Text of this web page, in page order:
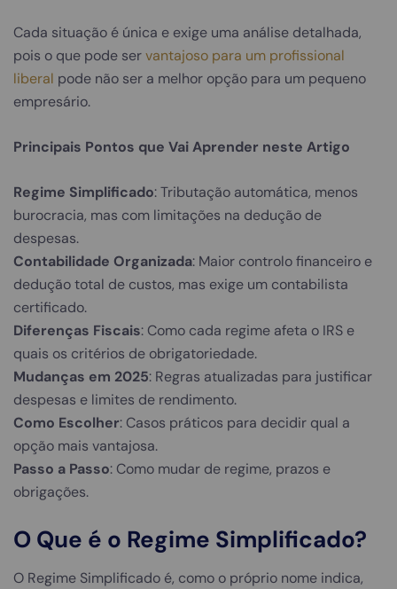
Cada situação é única e exige uma análise detalhada,
pois o que pode servantajoso para um profissional
liberal pode não ser a melhor opção para um pequeno
empresário.
Principais Pontos que Vai Aprender neste Artigo
Regime Simplificado: Tributação automática, menos
burocracia, mas com limitações na dedução de
despesas.
Contabilidade Organizada: Maior controlo financeiro e
dedução total de custos, mas exige um contabilista
certificado.
Diferenças Fiscais: Como cada regime afeta o IRS e
quais os critérios de obrigatoriedade.
Mudanças em 2025: Regras atualizadas para justificar
despesas e limites de rendimento.
Como Escolher: Casos práticos para decidir qual a
opção mais vantajosa.
Passo a Passo: Como mudar de regime, prazos e
obrigações.
O Que é o Regime Simplificado?
O Regime Simplificado é, como o próprio nome indica,